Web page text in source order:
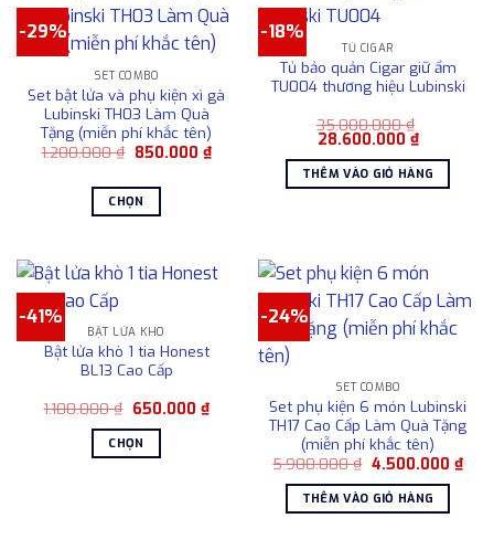
có
nhiều
thể.
Các
tùy
chọn
thể
được
trên
phẩm
-29%
SET COMBO
Set bật lửa và phụ kiện xì gà
Lubinski TH03 Làm Quà
Tặng (miễn phí khắc tên)
1.200.000₫ Giá
1.200.000 ₫.
850.000 ₫Giá
hiện
CHỌN
này
biến
thể.
tùy
chọn
có
-18%
TỦ CIGAR
Tủ bảo quản Cigar giữ ẩm
TU004 thương hiệu Lubinski
35.000.000₫
Giá
là:
35.000.000 ₫.
28.600.000 ₫Giá
hiện
tại
là:
THÊM VÀO GIỎ HÀNG
-41%
BẬT LỬA KHÒ
Bật lửa khò 1 tia Honest
BL13 Cao Cấp
1.100.000₫ Giá
là:
1.100.000 ₫.
650.000 ₫Giá
hiện
650.000 ₫.
CHỌN
-24%
SET COMBO
Set phụ kiện 6 món Lubinski
TH17 Cao Cấp Làm Quà Tặng
(miễn phí khắc tên)
5.900.000₫ Giá
là:
5.900.000 ₫.
4.500.000 ₫Giá
hiện
THÊM VÀO GIỎ HÀNG